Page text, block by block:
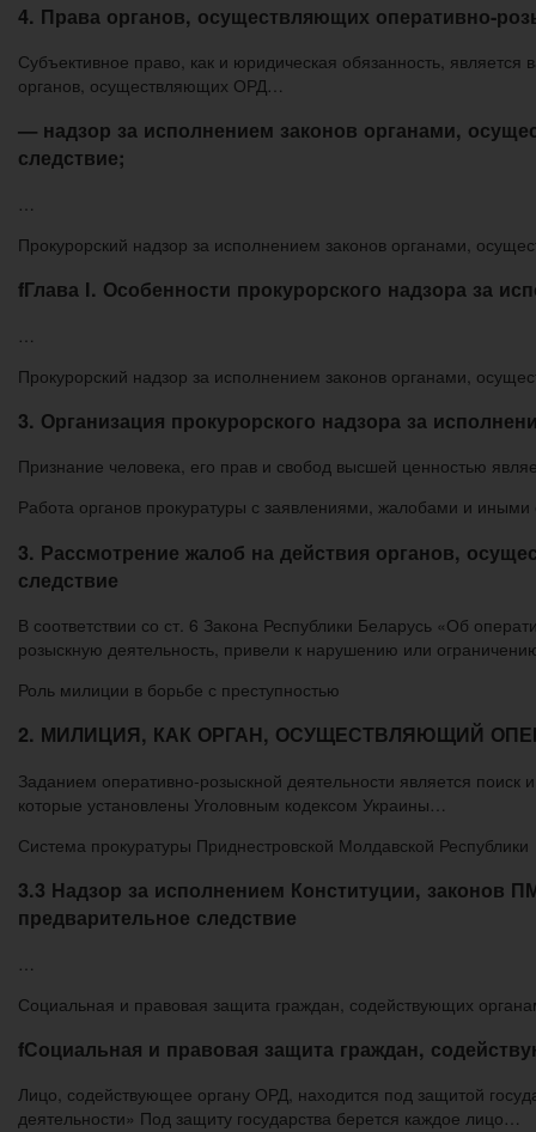
4. Права органов, осуществляющих оперативно-
Субъективное право, как и юридическая обязанность,
органов, осуществляющих ОРД…
— надзор за исполнением законов органами,
следствие;
Прокурорский надзор за исполнением законов органами,
fГлава I. Особенности прокурорского надзора за
Прокурорский надзор за исполнением законов органами,
3. Организация прокурорского надзора за
Признание человека, его прав и свобод высшей ценностью
Работа органов прокуратуры с заявлениями, жалобами и
3. Рассмотрение жалоб на действия органов,
следствие
В соответствии со ст. 6 Закона Республики Беларусь «Об
розыскную деятельность, привели к нарушению или
Роль милиции в борьбе с преступностью
2. МИЛИЦИЯ, КАК ОРГАН, ОСУЩЕСТВЛЯЮЩИЙ
Заданием оперативно-розыскной деятельности является поиск
которые установлены Уголовным кодексом Украины…
Система прокуратуры Приднестровской Молдавской Республики
3.3 Надзор за исполнением Конституции, законов
предварительное следствие
Социальная и правовая защита граждан, содействующих
fСоциальная и правовая защита граждан,
Лицо, содействующее органу ОРД, находится под защитой
деятельности» Под защиту государства берется каждое лицо…